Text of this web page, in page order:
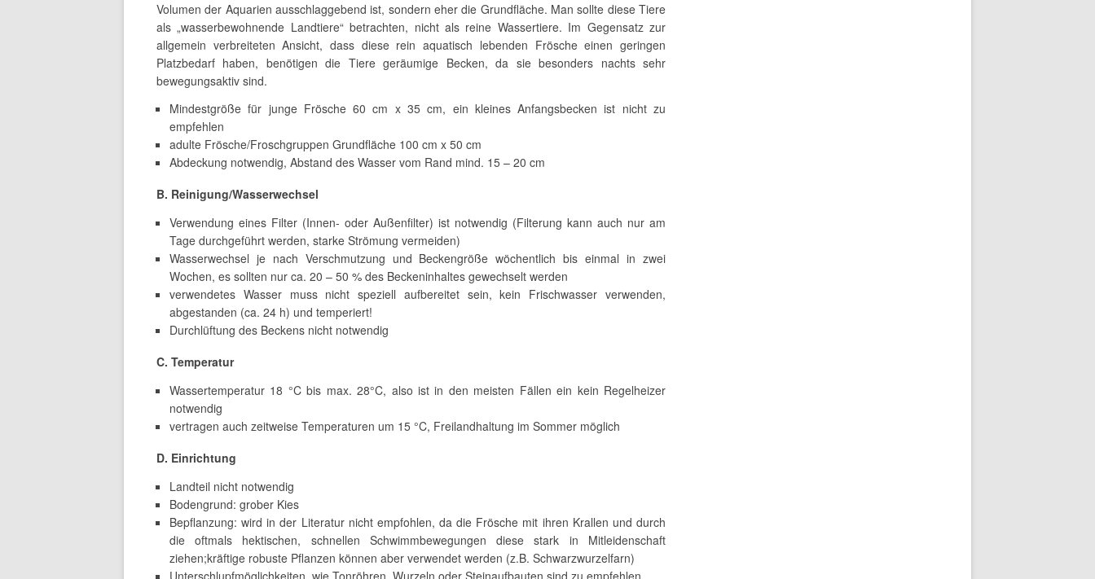
Volumen der Aquarien ausschlaggebend ist, sondern eher die Grundfläche. Man sollte diese Tiere
als „wasserbewohnende Landtiere“ betrachten, nicht als reine Wassertiere. Im Gegensatz zur
allgemein verbreiteten Ansicht, dass diese rein aquatisch lebenden Frösche einen geringen
Platzbedarf haben, benötigen die Tiere geräumige Becken, da sie besonders nachts sehr
bewegungsaktiv sind.
Mindestgröße für junge Frösche 60 cm x 35 cm, ein kleines Anfangsbecken ist nicht zu
empfehlen
adulte Frösche/Froschgruppen Grundfläche 100 cm x 50 cm
Abdeckung notwendig, Abstand des Wasser vom Rand mind. 15 – 20 cm
B. Reinigung/Wasserwechsel
Verwendung eines Filter (Innen- oder Außenfilter) ist notwendig (Filterung kann auch nur am
Tage durchgeführt werden, starke Strömung vermeiden)
Wasserwechsel je nach Verschmutzung und Beckengröße wöchentlich bis einmal in zwei
Wochen, es sollten nur ca. 20 – 50 % des Beckeninhaltes gewechselt werden
verwendetes Wasser muss nicht speziell aufbereitet sein, kein Frischwasser verwenden,
abgestanden (ca. 24 h) und temperiert!
Durchlüftung des Beckens nicht notwendig
C. Temperatur
Wassertemperatur 18 °C bis max. 28°C, also ist in den meisten Fällen ein kein Regelheizer
notwendig
vertragen auch zeitweise Temperaturen um 15 °C, Freilandhaltung im Sommer möglich
D. Einrichtung
Landteil nicht notwendig
Bodengrund: grober Kies
Bepflanzung: wird in der Literatur nicht empfohlen, da die Frösche mit ihren Krallen und durch
die oftmals hektischen, schnellen Schwimmbewegungen diese stark in Mitleidenschaft
ziehen;kräftige robuste Pflanzen können aber verwendet werden (z.B. Schwarzwurzelfarn)
Unterschlupfmöglichkeiten, wie Tonröhren, Wurzeln oder Steinaufbauten sind zu empfehlen